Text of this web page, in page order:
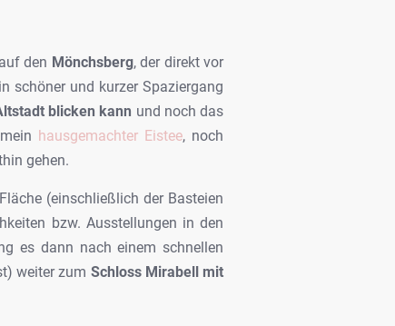
den Mönchsberg, der direkt vor
schöner und kurzer Spaziergang
blicken kann und noch das
hausgemachter Eistee, noch
gehen.
(einschließlich der Basteien
bzw. Ausstellungen in den
es dann nach einem schnellen
weiter zum Schloss Mirabell mit